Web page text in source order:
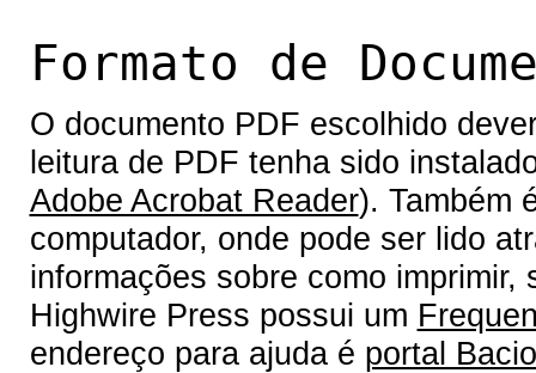
Formato de
O documento PDF escolhido
leitura de PDF tenha sido
Adobe Acrobat Reader). Também
computador, onde pode ser lido
informações sobre como
Highwire Press possui um
endereço para ajuda é portal